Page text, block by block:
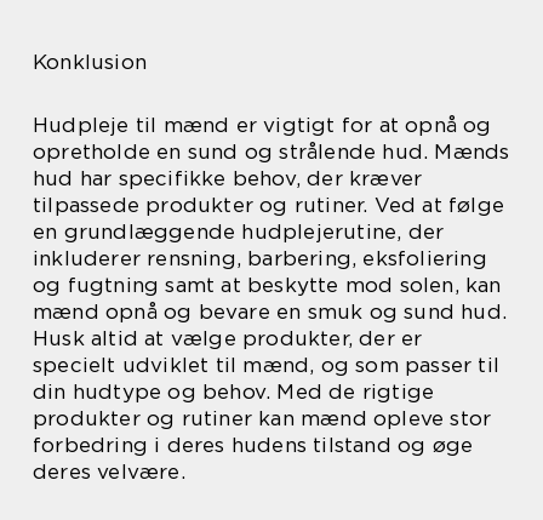
Konklusion
Hudpleje til mænd er vigtigt for at opnå og
opretholde en sund og strålende hud. Mænds
hud har specifikke behov, der kræver
tilpassede produkter og rutiner. Ved at følge
en grundlæggende hudplejerutine, der
inkluderer rensning, barbering, eksfoliering
og fugtning samt at beskytte mod solen, kan
mænd opnå og bevare en smuk og sund hud.
Husk altid at vælge produkter, der er
specielt udviklet til mænd, og som passer til
din hudtype og behov. Med de rigtige
produkter og rutiner kan mænd opleve stor
forbedring i deres hudens tilstand og øge
deres velvære.